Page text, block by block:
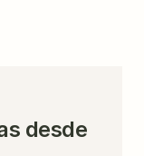
desde